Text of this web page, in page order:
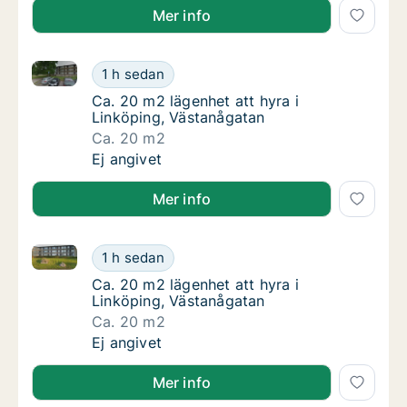
Mer info
Ca. 20 m2 lägenhet att hyra i Linköping,
1 h sedan
Ca. 20 m2 lägenhet att hyra i Linköping,
Ca. 20 m2 lägenhet att hyra i Linköping,
Ca. 20 m2 lägenhet att hyra i
Linköping, Västanågatan
Ca. 20 m2
Ca. 20 m2 lägenhet att hyra i Linköping,
Ej angivet
Mer info
Ca. 20 m2 lägenhet att hyra i Linköping,
1 h sedan
Ca. 20 m2 lägenhet att hyra i Linköping,
Ca. 20 m2 lägenhet att hyra i Linköping,
Ca. 20 m2 lägenhet att hyra i
Linköping, Västanågatan
Ca. 20 m2
Ca. 20 m2 lägenhet att hyra i Linköping,
Ej angivet
Mer info